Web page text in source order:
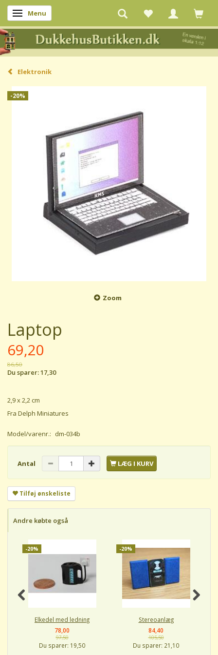
Skifte navigation
Menu
Elektronik
-20%
Zoom
Laptop
69,20
86,50
Du sparer:17,30
2,9 x 2,2 cm
Fra Delph Miniatures
Model/varenr.: dm-034b
Antal LÆG I KURV
Tilføj ønskeliste
Andre købte også
-20%
Elkedel med ledning
78,00
97,50
Du sparer: 19,50
-20%
Stereoanlæg
84,40
105,50
Du sparer: 21,10